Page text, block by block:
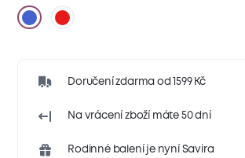
Doručení zdarma od 1599 Kč
Na vrácení zboží máte 50 dní
Rodinné balení je nyní Savira